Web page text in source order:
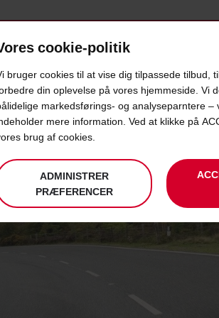
PRODUKTER & KONTORER
cookie-politik
bruger cookies til at vise dig tilpassede tilbud,
din oplevelse på vores hjemmeside. Vi
markedsførings- og analyseparntere –
mere information. Ved at klikke på
brug af cookies.
ADMINISTRER
PRÆFERENCER